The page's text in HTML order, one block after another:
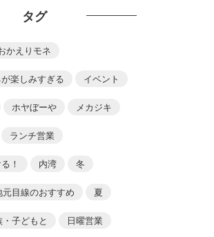
タグ
かえりモネ
楽しみすぎる イベント
ホヤぼーや メカジキ
ランチ営業
！ 内湾 冬
元目線のおすすめ 夏
子どもと 日曜営業